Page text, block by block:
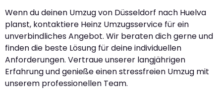
Wenn du deinen Umzug von Düsseldorf nach Huelva
planst, kontaktiere Heinz Umzugsservice für ein
unverbindliches Angebot. Wir beraten dich gerne und
finden die beste Lösung für deine individuellen
Anforderungen. Vertraue unserer langjährigen
Erfahrung und genieße einen stressfreien Umzug mit
unserem professionellen Team.